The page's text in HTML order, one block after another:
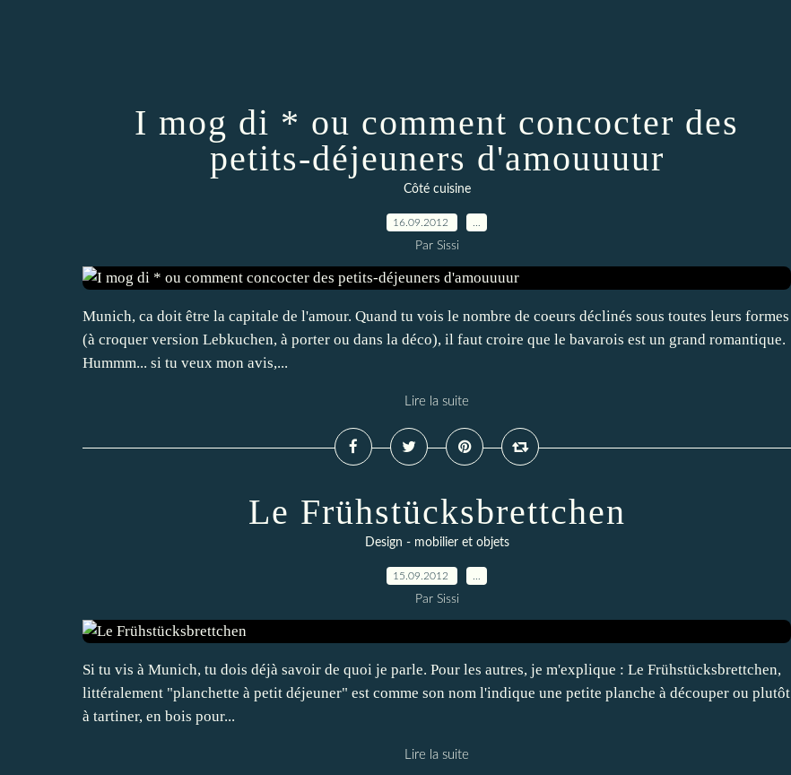
I mog di * ou comment concocter des
petits-déjeuners d'amouuuur
Côté cuisine
16.09.2012
Par Sissi
Munich, ca doit être la capitale de l'amour. Quand tu vois le nombre de coeurs déclinés sous toutes leurs formes
(à croquer version Lebkuchen, à porter ou dans la déco), il faut croire que le bavarois est un grand romantique.
Hummm... si tu veux mon avis,...
Lire la suite
Le Frühstücksbrettchen
Design - mobilier et objets
15.09.2012
Par Sissi
Si tu vis à Munich, tu dois déjà savoir de quoi je parle. Pour les autres, je m'explique : Le Frühstücksbrettchen,
littéralement "planchette à petit déjeuner" est comme son nom l'indique une petite planche à découper ou plutôt
à tartiner, en bois pour...
Lire la suite